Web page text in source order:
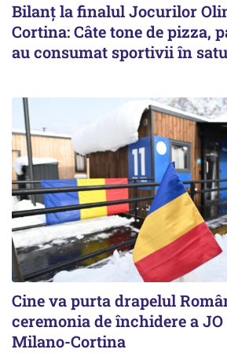
Bilanț la finalul Jocurilor
Cortina: Câte tone de pizza,
au consumat sportivii în
Cine va purta drapelul
ceremonia de închidere a
Milano-Cortina